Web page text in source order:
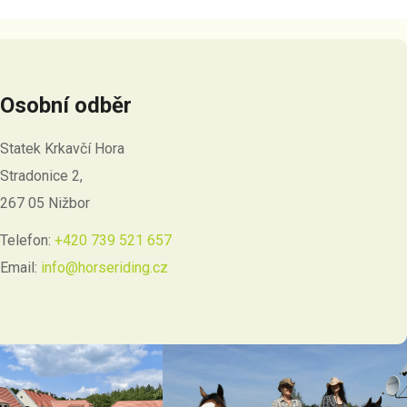
Osobní odběr
Statek Krkavčí Hora
Stradonice 2,
267 05 Nižbor
Telefon: +420 739 521 657
Email: info@horseriding.cz